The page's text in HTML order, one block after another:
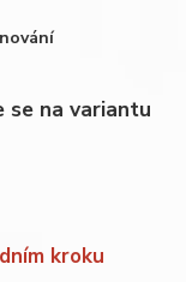
se na variantu
kroku